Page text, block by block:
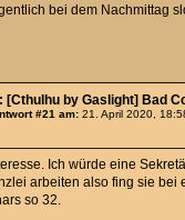
bei dem Nachmittag
[Cthulhu by Gaslight] Bad
#21 am: 21. April 2020,
Ich würde eine
arbeiten also fing sie bei
so 32.